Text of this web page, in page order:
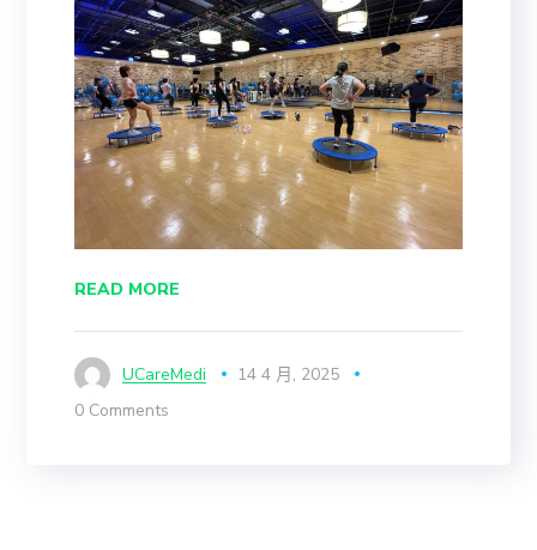
READ MORE
UCareMedi
14 4 月, 2025
0 Comments